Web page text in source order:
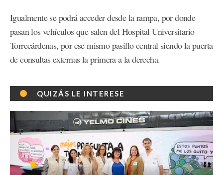
Igualmente se podrá acceder desde la rampa, por donde
pasan los vehículos que salen del Hospital Universitario
Torrecárdenas, por ese mismo pasillo central siendo la puerta
de consultas externas la primera a la derecha.
QUIZÁS LE INTERESE